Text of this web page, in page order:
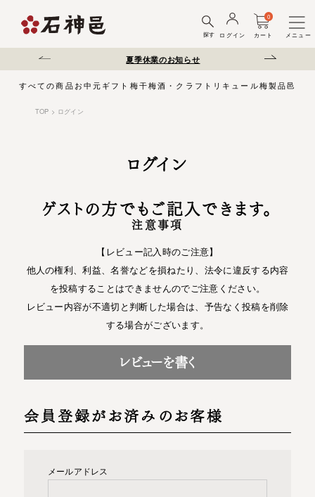
探す ログイン カート
0
メニュー
延について 夏季休業のお知らせ 弊社を装った偽
すべての商品 お中元 ギフト 梅干梅酒・クラフトリキュール梅製品邑じ
TOP ログイン
ログイン
ゲストの方でもご記入できます。
注意事項
【レビュー記入時のご注意】
他人の権利、利益、名誉などを損ねたり、法令に違反する内容
を投稿することはできませんのでご注意ください。
レビュー内容が不適切と判断した場合は、予告なく投稿を削除
する場合がございます。
レビューを書く
会員登録がお済みのお客様
メールアドレス